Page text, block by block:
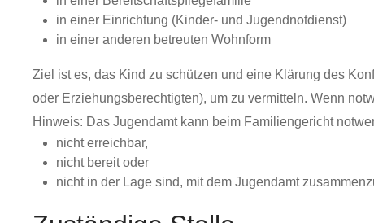
in einer Einrichtung (Kinder- und Jugendnotdienst)
in einer anderen betreuten Wohnform
Ziel ist es, das Kind zu schützen und eine Klärung des
oder Erziehungsberechtigten), um zu vermitteln. Wenn
Hinweis: Das Jugendamt kann beim Familiengericht
nicht erreichbar,
nicht bereit oder
nicht in der Lage sind, mit dem Jugendamt